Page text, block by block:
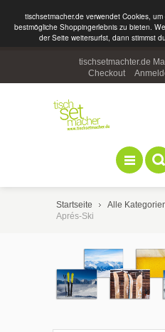
tischsetmacher.de verwendet Cookies,
bestmögliche Shoppingerlebnis zu bieten.
der Seite weitersurfst, dann stimmst
tischsetmachter.de
Checkout
Startseite Alle
Aprés-Ski